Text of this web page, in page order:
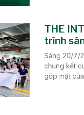
THE
trình
Sáng 20/7/
chung kết
góp mặt